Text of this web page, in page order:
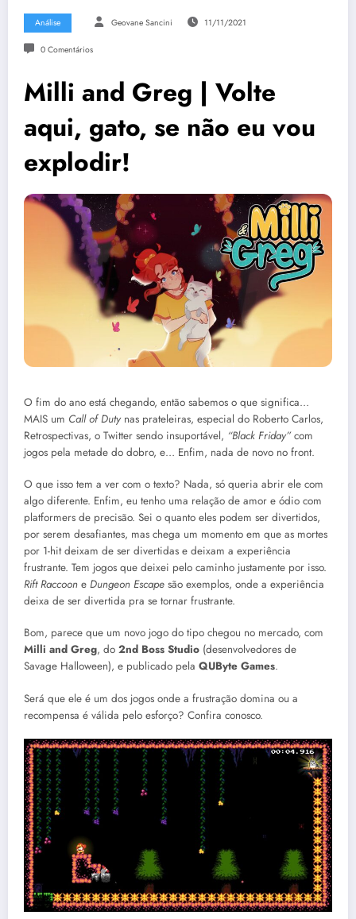
Análise Geovane Sancini 11/11/2021
0 Comentários
Milli and Greg | Volte
aqui, gato, se não eu vou
explodir!
O fim do ano está chegando, então sabemos o que significa…
MAIS um Call of Duty nas prateleiras, especial do Roberto Carlos,
Retrospectivas, o Twitter sendo insuportável, “Black Friday”com
jogos pela metade do dobro, e… Enfim, nada de novo no front.
O que isso tem a ver com o texto? Nada, só queria abrir ele com
algo diferente. Enfim, eu tenho uma relação de amor e ódio com
platformers de precisão. Sei o quanto eles podem ser divertidos,
por serem desafiantes, mas chega um momento em que as mortes
por 1-hit deixam de ser divertidas e deixam a experiência
frustrante. Tem jogos que deixei pelo caminho justamente por isso.
Rift Raccoon e Dungeon Escape são exemplos, onde a experiência
deixa de ser divertida pra se tornar frustrante.
Bom, parece que um novo jogo do tipo chegou no mercado, com
Milli and Greg, do 2nd Boss Studio (desenvolvedores de
Savage Halloween), e publicado pela QUByte Games.
Será que ele é um dos jogos onde a frustração domina ou a
recompensa é válida pelo esforço? Confira conosco.